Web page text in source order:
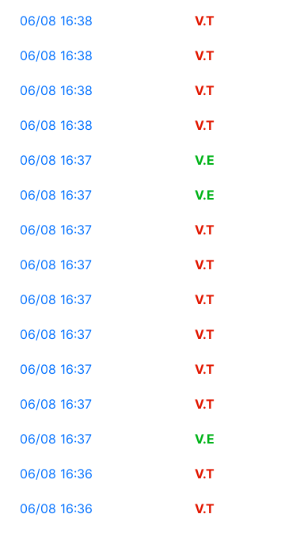
06/08 16:38 V.T
06/08 16:38 V.T
06/08 16:38 V.T
06/08 16:38 V.T
06/08 16:37 V.E
06/08 16:37 V.E
06/08 16:37 V.T
06/08 16:37 V.T
06/08 16:37 V.T
06/08 16:37 V.T
06/08 16:37 V.T
06/08 16:37 V.T
06/08 16:37 V.E
06/08 16:36 V.T
06/08 16:36 V.T